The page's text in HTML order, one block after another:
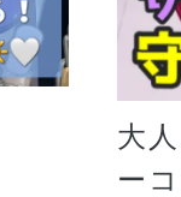
大
ー